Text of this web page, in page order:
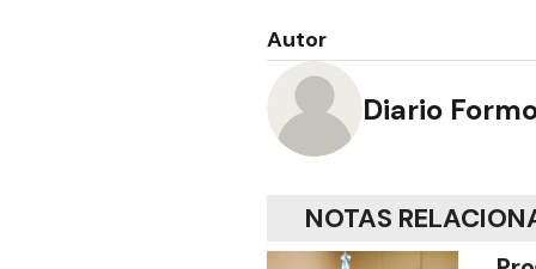
Autor
Diario
NOTAS